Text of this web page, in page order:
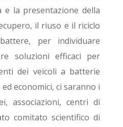
e la presentazione della
il riuso e il riciclo
per individuare
soluzioni efficaci per
dei veicoli a batterie
economici, ci saranno i
associazioni, centri di
comitato scientifico di